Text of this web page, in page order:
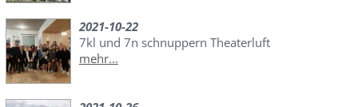
2021-10-22
7kl und 7n schnuppern Theaterluft
mehr...